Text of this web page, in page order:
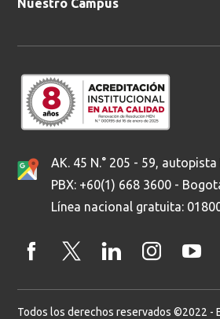
AK. 45 N.° 205 - 59,
PBX: +60(1) 668 3600 -
Línea nacional gratuita:
Todos los derechos reservados ©2022 -